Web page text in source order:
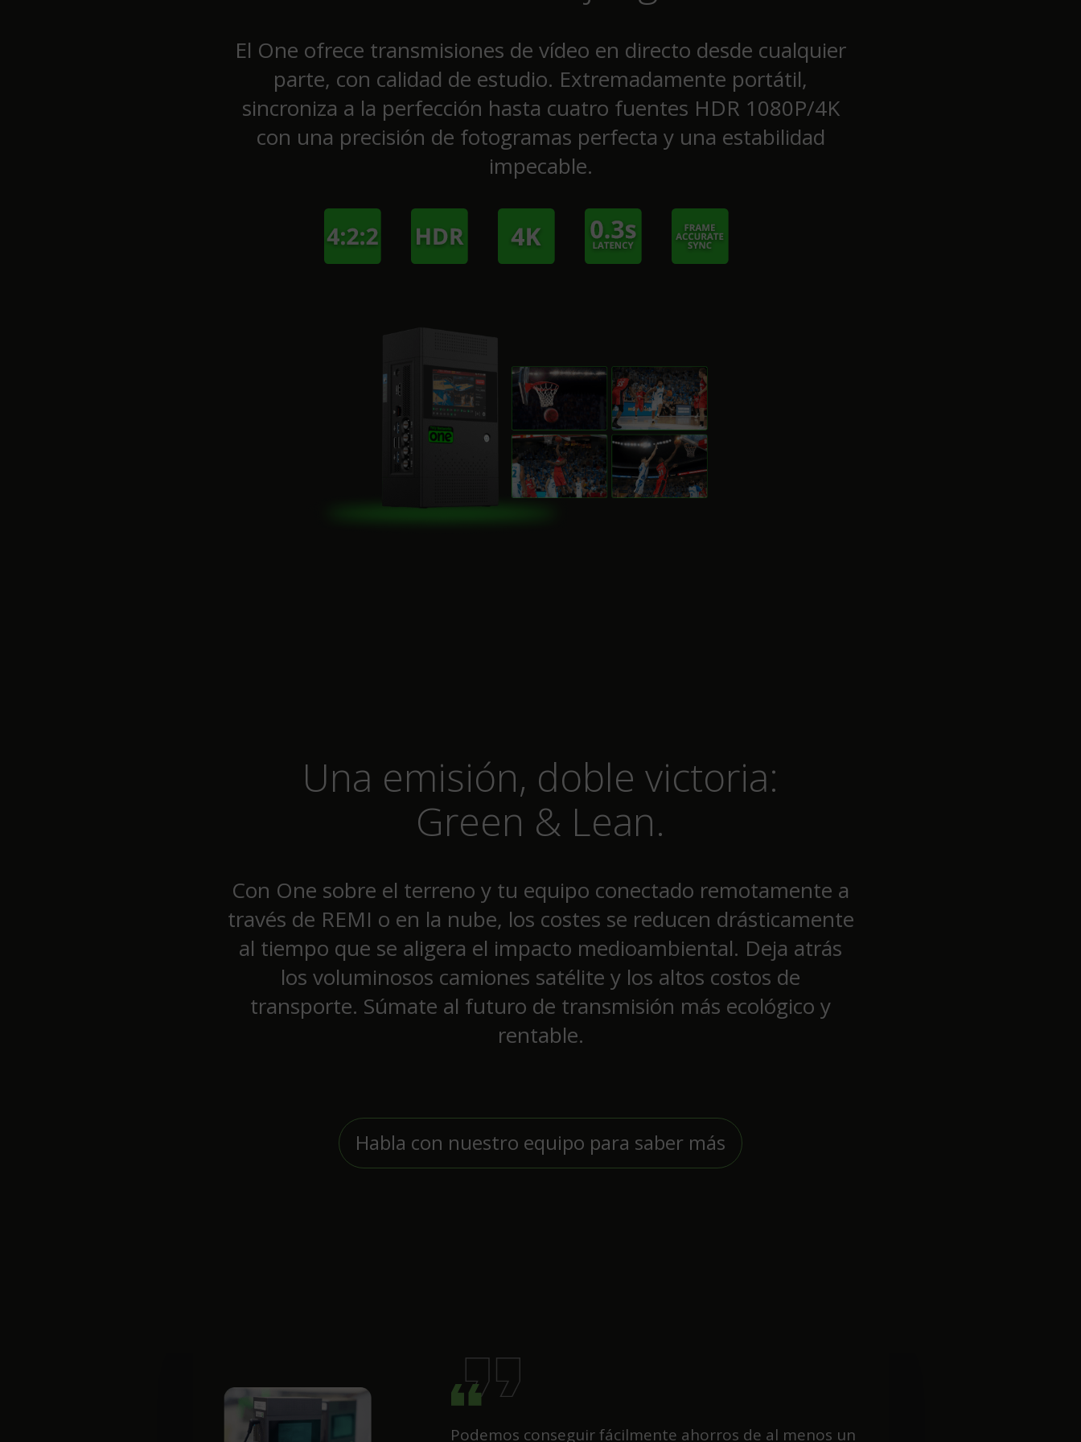
El One ofrece transmisiones de vídeo en directo desde cualquier
parte, con calidad de estudio. Extremadamente portátil,
sincroniza a la perfección hasta cuatro fuentes HDR 1080P/4K
con una precisión de fotogramas perfecta y una estabilidad
impecable.
Una emisión, doble victoria:
Green & Lean.
Con One sobre el terreno y tu equipo conectado remotamente a
través de REMI o en la nube, los costes se reducen drásticamente
al tiempo que se aligera el impacto medioambiental. Deja atrás
los voluminosos camiones satélite y los altos costos de
transporte. Súmate al futuro de transmisión más ecológico y
rentable.
Habla con nuestro equipo para saber más
Podemos conseguir fácilmente ahorros de al menos un